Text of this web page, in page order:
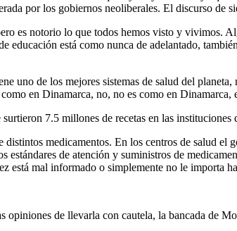
por los gobiernos neoliberales. El discurso de
es notorio lo que todos hemos visto y vivimos.
está como nunca de adelantado,
uno de los mejores sistemas de salud del
en Dinamarca, no, no es como en Dinamarca,
7.5 millones de recetas en las instituciones
medicamentos. En los centros de salud el
de atención y suministros de
está mal informado o simplemente no le importa
de llevarla con cautela, la bancada de